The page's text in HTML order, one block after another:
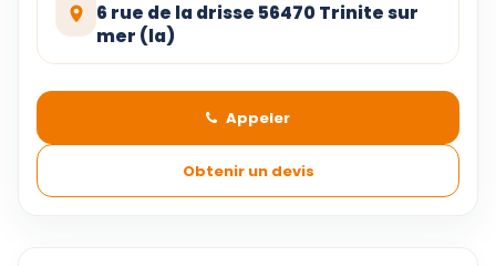
6 rue de la drisse 56470 Trinite sur
mer (la)
Appeler
Obtenir un devis